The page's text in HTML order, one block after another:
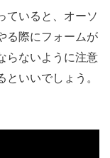
ていると、オーソ
る際にフォームが
らないように注意
いいでしょう。